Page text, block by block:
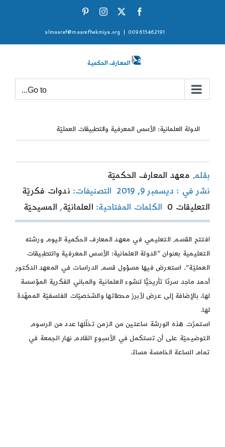
Facebook
X
Instagram
009615462191
almaaref@maarefhekmiya.org
Go to...
الدولة العلمانية: الأسس المعرفية والتطبيقات العمليّة
بقلم معهد المعارف الحكميّة
نشر في : ديسمبر 9, 2019
التصنيفات: ندوات فكريّة
التعليقات 0
on
الأسس
المعرفية
والتطبيقات
العمليّة
الكلمات المفتاحية: العلمانيّة, المسيحيّة
افتتح القسم التعليمي في معهد المعارف الحكمية اليوم ورشته
التعليمية بعنوان “الدولة العلمانية: الأسس المعرفية والتطبيقات
العمليّة”. استعرض فيها مسؤول قسم الدراسات في المعهد الدكتور
أحمد ماجد سردًا تأريخيًّا لنشوء العلمانية والمباني الفكرية المؤسسة
لها، بالإضافة إلى عرض لأبرز محطاتها والشخصيّات الفلسفيّة الممهّدة
لها.
استمرّت هذه الورشة ساعتين من الزمن تخلّلها عدد من الرسوم
التوضيحيّة على أن تستكمل في الأسبوع القادم نهار الجمعة في
تمام الساعة الخامسة مساءً.